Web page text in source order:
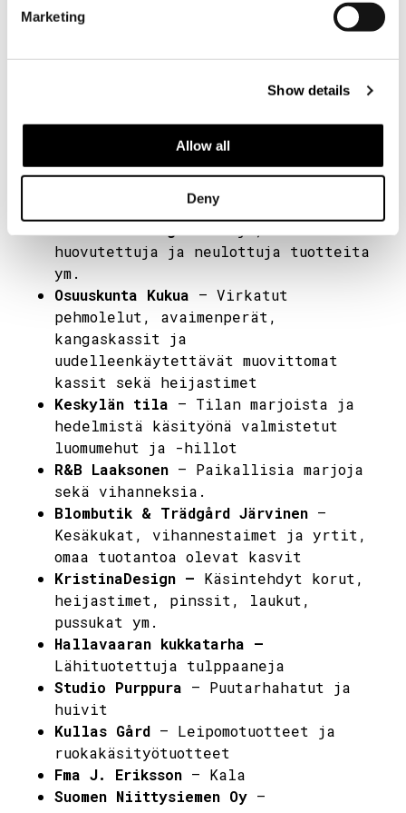
Marketing
Show details
Allow all
Deny
Trisso stickar
Hunajakeiju Oy & Jamina Design–
mehiläisvahakynttilät ja käsityöt
Kimitoöns gymnasium, lk 2–
Vohvelit lisukkeineen ja mehu
Mäkiläntila– Espanjalainen herkku
palkittua ruotsalaista näkkileipää
huovutettuja ja neulottuja tuotteita
ym.
Osuuskunta Kukua – Virkatut
pehmolelut, avaimenperät,
kangaskassit ja
uudelleenkäytettävät muovittomat
kassit sekä heijastimet
Keskylän tila – Tilan marjoista ja
hedelmistä käsityönä valmistetut
luomumehut ja -hillot
R&B Laaksonen – Paikallisia marjoja
sekä vihanneksia.
Blombutik & Trädgård Järvinen –
Kesäkukat, vihannestaimet ja yrtit,
omaa tuotantoa olevat kasvit
KristinaDesign – Käsintehdyt korut,
heijastimet, pinssit, laukut,
pussukat ym.
Hallavaaran kukkatarha –
Lähituotettuja tulppaaneja
Studio Purppura – Puutarhahatut ja
huivit
Kullas Gård – Leipomotuotteet ja
ruokakäsityötuotteet
Fma J. Eriksson – Kala
Suomen Niittysiemen Oy –